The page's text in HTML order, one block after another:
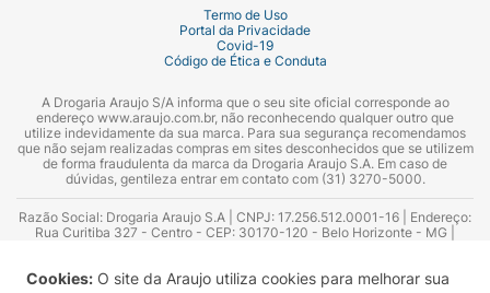
Cookies: O site da Araujo utiliza cookies para melhorar sua
medicamento contendo alisquireno.
4. O QUE DEVO SABER ANTES DE USAR
utilizado com cuidado nas seguintes
situações:
- Pacientes com pressão arterial baixa
(hipotensão) devido à insuficiência cardíaca
ou com redução do volume de sangue dentro
Termo de Uso
Portal da Privacidade
Covid-19
Código de Ética e Conduta
A Drogaria Araujo S/A informa que o seu site oficial corresponde ao
endereço www.araujo.com.br, não reconhecendo qualquer outro que
utilize indevidamente da sua marca. Para sua segurança recomendamos
que não sejam realizadas compras em sites desconhecidos que se utilizem
de forma fraudulenta da marca da Drogaria Araujo S.A. Em caso de
dúvidas, gentileza entrar em contato com (31) 3270-5000.
Razão Social: Drogaria Araujo S.A | CNPJ: 17.256.512.0001-16 | Endereço:
Rua Curitiba 327 - Centro - CEP: 30170-120 - Belo Horizonte - MG |
Azevedo Guimarães – CRF 10.965 | Yasmin Silva Alvarenga – CRF 52.584 -